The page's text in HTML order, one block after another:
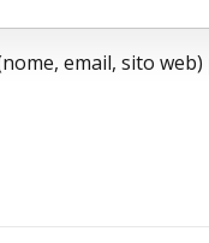
email, sito